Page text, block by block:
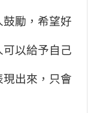
勵，希望好
以給予自己
出來，只會